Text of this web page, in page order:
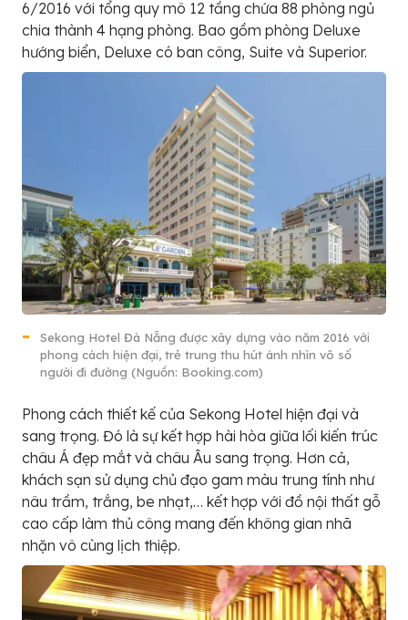
6/2016 với tổng quy mô 12 tầng chứa 88 phòng ngủ
chia thành 4 hạng phòng. Bao gồm phòng Deluxe
hướng biển, Deluxe có ban công, Suite và Superior.
Sekong Hotel Đà Nẵng được xây dựng vào năm 2016 với
phong cách hiện đại, trẻ trung thu hút ánh nhìn vô số
người đi đường (Nguồn: Booking.com)
Phong cách thiết kế của Sekong Hotel hiện đại và
sang trọng. Đó là sự kết hợp hài hòa giữa lối kiến trúc
châu Á đẹp mắt và châu Âu sang trọng. Hơn cả,
khách sạn sử dụng chủ đạo gam màu trung tính như
nâu trầm, trắng, be nhạt,… kết hợp với đồ nội thất gỗ
cao cấp làm thủ công mang đến không gian nhã
nhặn vô cùng lịch thiệp.